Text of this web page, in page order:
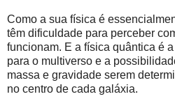
Como a sua física é
têm dificuldade para perceber
funcionam. E a física quântica é
para o multiverso e a
massa e gravidade serem
no centro de cada galáxia.